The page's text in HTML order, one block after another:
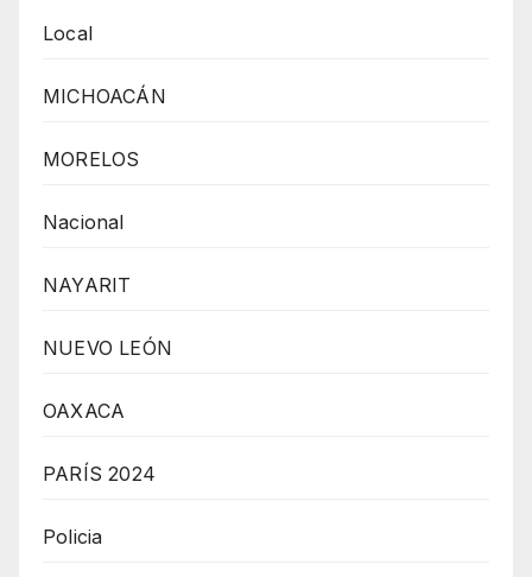
Local
MICHOACÁN
MORELOS
Nacional
NAYARIT
NUEVO LEÓN
OAXACA
PARÍS 2024
Policia